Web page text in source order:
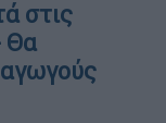
στις
Θα